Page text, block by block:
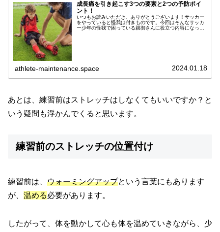
成長痛を引き起こす3つの要素と2つの予防ポイ
ント！
いつもお読みいただき、ありがとうございます！サッカー
をやっていると怪我は付きものです。今回はそんなサッカ
ー少年の怪我で困っている親御さんに役立つ内容になって
athlete-maintenance.space 2024.01.18
あとは、練習前はストレッチはしなくてもいいですか？と
いう疑問も浮かんでくると思います。
練習前のストレッチの位置付け
練習前は、 ウォーミングアップという言葉にもあります
が、 温める必要があります。
したがって、体を動かして心も体を温めていきながら、少